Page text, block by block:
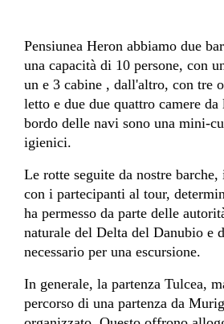
Pensiunea Heron abbiamo due
una capacità di 10 persone, con
un e 3 cabine , dall'altro, con tre
letto e due due quattro camere
bordo delle navi sono una mini-
igienici.
Le rotte seguite da nostre
con i partecipanti al tour,
ha permesso da parte delle
naturale del Delta del Danubio e
necessario per una escursione.
In generale, la partenza Tulcea,
percorso di una partenza da